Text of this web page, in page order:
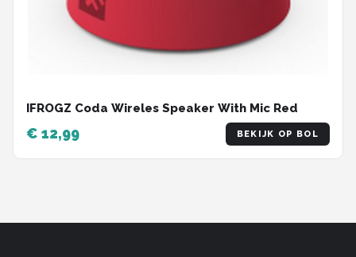
IFROGZ Coda Wireles Speaker With Mic Red
€ 12,99 BEKIJK OP BOL